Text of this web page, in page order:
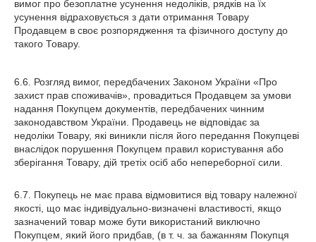
вимог про безоплатне усунення недоліків, рядків на їх
усунення відраховується з дати отримання Товару
Продавцем в своє розпорядження та фізичного доступу до
такого Товару.
6.6. Розгляд вимог, передбачених Законом України «Про
захист прав споживачів», провадиться Продавцем за умови
надання Покупцем документів, передбачених чинним
законодавством України. Продавець не відповідає за
недоліки Товару, які виникли після його передання Покупцеві
внаслідок порушення Покупцем правил користування або
зберігання Товару, дій третіх осіб або непереборної сили.
6.7. Покупець не має права відмовитися від товару належної
якості, що має індивідуально-визначені властивості, якщо
зазначений товар може бути використаний виключно
Покупцем, який його придбав, (в т. ч. за бажанням Покупця